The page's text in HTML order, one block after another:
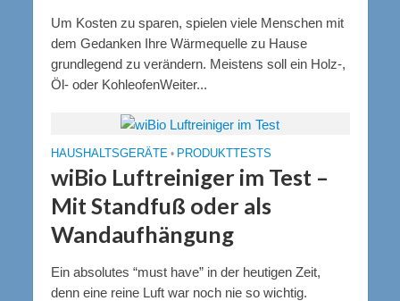
Um Kosten zu sparen, spielen viele Menschen mit
dem Gedanken Ihre Wärmequelle zu Hause
grundlegend zu verändern. Meistens soll ein Holz-,
Öl- oder KohleofenWeiter...
HAUSHALTSGERÄTE • PRODUKTTESTS
wiBio Luftreiniger im Test –
Mit Standfuß oder als
Wandaufhängung
Ein absolutes “must have” in der heutigen Zeit,
denn eine reine Luft war noch nie so wichtig.